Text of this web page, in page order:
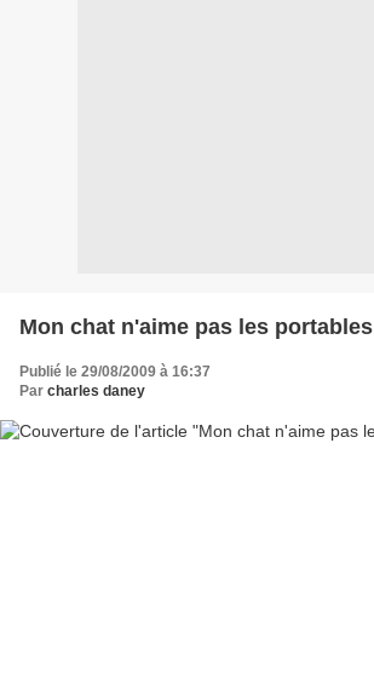
Mon chat n'aime pas les portables
Publié le 29/08/2009 à 16:37
Par charles daney